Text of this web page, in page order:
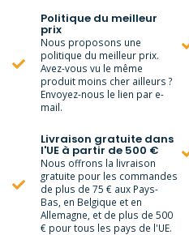
Politique du meilleur
prix
Nous proposons une
politique du meilleur prix.
Avez-vous vu le même
produit moins cher ailleurs ?
Envoyez-nous le lien par e-
mail.
Livraison gratuite dans
l'UE à partir de 500 €
Nous offrons la livraison
gratuite pour les commandes
de plus de 75 € aux Pays-
Bas, en Belgique et en
Allemagne, et de plus de 500
€ pour tous les pays de l'UE.